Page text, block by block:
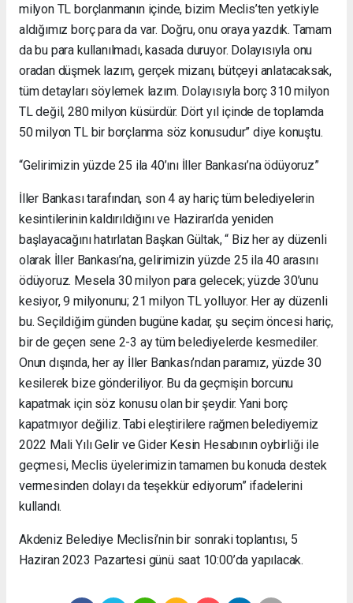
milyon TL borçlanmanın içinde, bizim Meclis’ten yetkiyle
aldığımız borç para da var. Doğru, onu oraya yazdık. Tamam
da bu para kullanılmadı, kasada duruyor. Dolayısıyla onu
oradan düşmek lazım, gerçek mizanı, bütçeyi anlatacaksak,
tüm detayları söylemek lazım. Dolayısıyla borç 310 milyon
TL değil, 280 milyon küsürdür. Dört yıl içinde de toplamda
50 milyon TL bir borçlanma söz konusudur” diye konuştu.
“Gelirimizin yüzde 25 ila 40’ını İller Bankası’na ödüyoruz”
İller Bankası tarafından, son 4 ay hariç tüm belediyelerin
kesintilerinin kaldırıldığını ve Haziran’da yeniden
başlayacağını hatırlatan Başkan Gültak, “ Biz her ay düzenli
olarak İller Bankası’na, gelirimizin yüzde 25 ila 40 arasını
ödüyoruz. Mesela 30 milyon para gelecek; yüzde 30’unu
kesiyor, 9 milyonunu; 21 milyon TL yolluyor. Her ay düzenli
bu. Seçildiğim günden bugüne kadar, şu seçim öncesi hariç,
bir de geçen sene 2-3 ay tüm belediyelerde kesmediler.
Onun dışında, her ay İller Bankası’ndan paramız, yüzde 30
kesilerek bize gönderiliyor. Bu da geçmişin borcunu
kapatmak için söz konusu olan bir şeydir. Yani borç
kapatmıyor değiliz. Tabi eleştirilere rağmen belediyemiz
2022 Mali Yılı Gelir ve Gider Kesin Hesabının oybirliği ile
geçmesi, Meclis üyelerimizin tamamen bu konuda destek
vermesinden dolayı da teşekkür ediyorum” ifadelerini
kullandı.
Akdeniz Belediye Meclisi’nin bir sonraki toplantısı, 5
Haziran 2023 Pazartesi günü saat 10:00’da yapılacak.